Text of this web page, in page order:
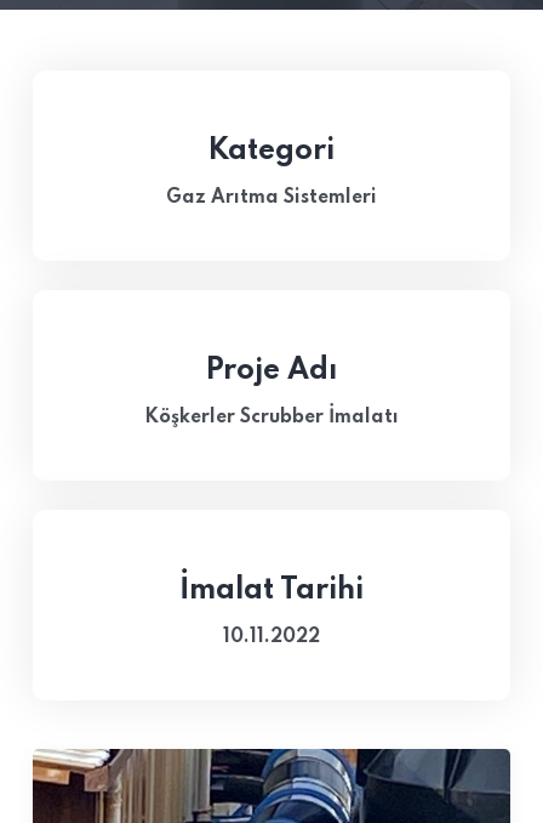
Kategori
Gaz Arıtma Sistemleri
Proje Adı
Köşkerler Scrubber İmalatı
İmalat Tarihi
10.11.2022